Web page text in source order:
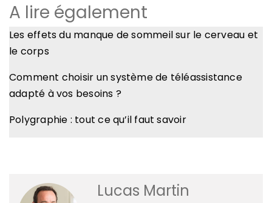
A lire également
Les effets du manque de sommeil sur le cerveau et
le corps
Comment choisir un système de téléassistance
adapté à vos besoins ?
Polygraphie : tout ce qu’il faut savoir
Lucas Martin